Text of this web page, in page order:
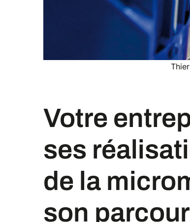
Votre entreprise est réputée pour
ses
de la
son